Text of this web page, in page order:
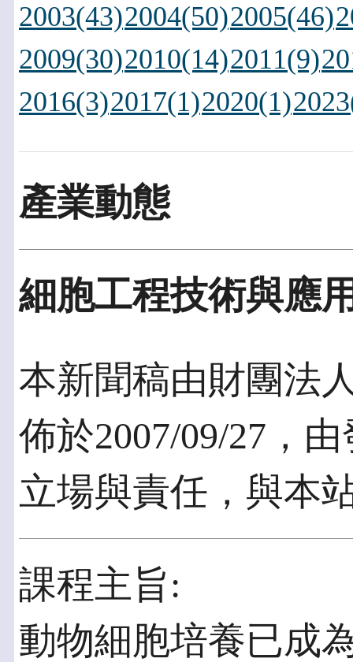
2003(43)2004(50)2005(46)
2009(30)2010(14)2011(9)
2016(3)2017(1)2020(1)
產業動態
細胞工程技術與應
本新聞稿由財團法
佈於2007/09/27，
立場與責任，與本
課程主旨:
動物細胞培養已成